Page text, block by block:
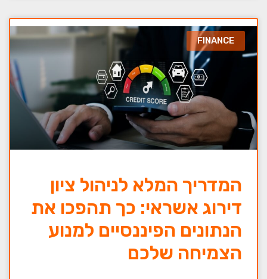
FINANCE
המדריך המלא לניהול ציון
דירוג אשראי: כך תהפכו את
הנתונים הפיננסיים למנוע
הצמיחה שלכם